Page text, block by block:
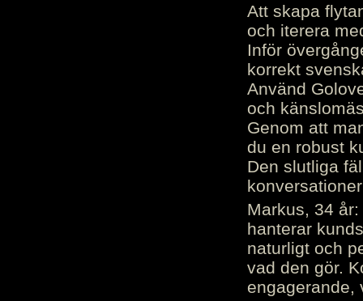
Att skapa
och iterera
Inför
korrekt
Använd
och
Genom att
du en robust
Den slutliga
Markus, 34
hanterar
naturligt och
vad den gör.
engagerande,